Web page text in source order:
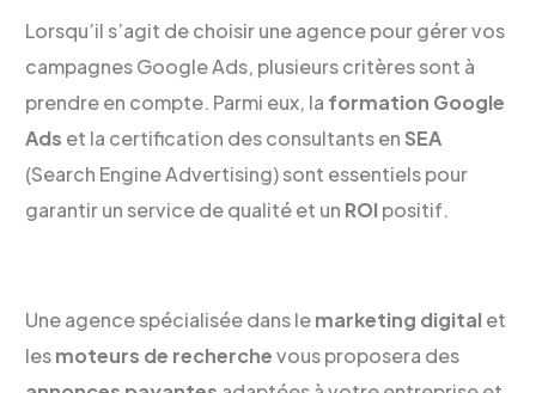
Lorsqu’il s’agit de choisir une agence pour gérer vos
campagnes Google Ads, plusieurs critères sont à
prendre en compte. Parmi eux, la formation Google
Ads et la certification des consultants en SEA
(Search Engine Advertising) sont essentiels pour
garantir un service de qualité et un ROI positif.
Une agence spécialisée dans lemarketing digital et
lesmoteurs de recherchevous proposera des